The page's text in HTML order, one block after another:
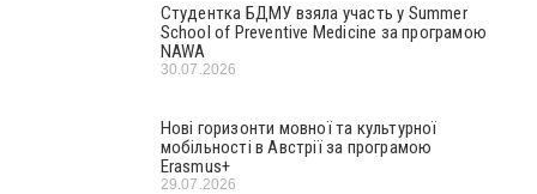
Студентка БДМУ взяла участь у Summer
School of Preventive Medicine за програмою
NAWA
30.07.2026
Нові горизонти мовної та культурної
мобільності в Австрії за програмою
Erasmus+
29.07.2026